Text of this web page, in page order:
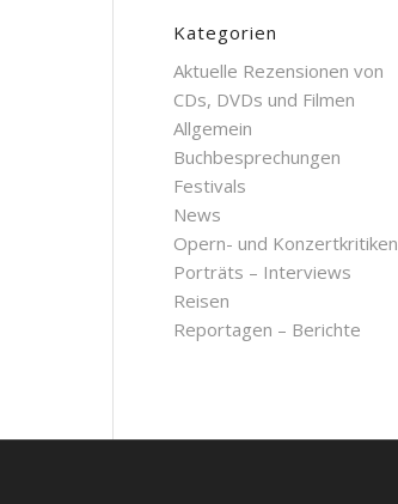
Kategorien
Aktuelle Rezensionen von
CDs, DVDs und Filmen
Allgemein
Buchbesprechungen
Festivals
News
Opern- und Konzertkritiken
Porträts – Interviews
Reisen
Reportagen – Berichte